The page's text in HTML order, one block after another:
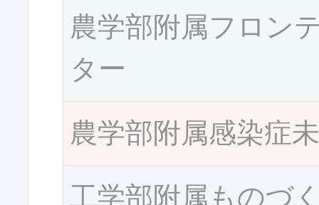
農学部附属フロン
ター
農学部附属感染症
工学部附属ものづ